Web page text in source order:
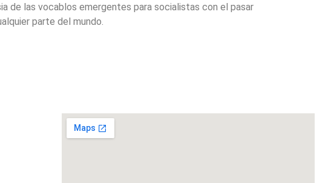
de las vocablos emergentes para socialistas con el pasar
parte del mundo.